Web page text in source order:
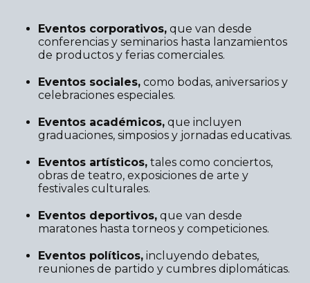
Eventos corporativos, que van desde
conferencias y seminarios hasta lanzamientos
de productos y ferias comerciales.
Eventos sociales, como bodas, aniversarios y
celebraciones especiales.
Eventos académicos, que incluyen
graduaciones, simposios y jornadas educativas.
Eventos artísticos, tales como conciertos,
obras de teatro, exposiciones de arte y
festivales culturales.
Eventos deportivos, que van desde
maratones hasta torneos y competiciones.
Eventos políticos, incluyendo debates,
reuniones de partido y cumbres diplomáticas.